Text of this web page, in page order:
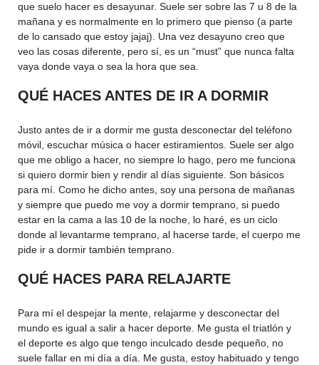
que suelo hacer es desayunar. Suele ser sobre las 7 u 8 de la
mañana y es normalmente en lo primero que pienso (a parte
de lo cansado que estoy jajaj). Una vez desayuno creo que
veo las cosas diferente, pero sí, es un “must” que nunca falta
vaya donde vaya o sea la hora que sea.
QUÉ HACES ANTES DE IR A DORMIR
Justo antes de ir a dormir me gusta desconectar del teléfono
móvil, escuchar música o hacer estiramientos. Suele ser algo
que me obligo a hacer, no siempre lo hago, pero me funciona
si quiero dormir bien y rendir al días siguiente. Son básicos
para mí. Como he dicho antes, soy una persona de mañanas
y siempre que puedo me voy a dormir temprano, si puedo
estar en la cama a las 10 de la noche, lo haré, es un ciclo
donde al levantarme temprano, al hacerse tarde, el cuerpo me
pide ir a dormir también temprano.
QUÉ HACES PARA RELAJARTE
Para mí el despejar la mente, relajarme y desconectar del
mundo es igual a salir a hacer deporte. Me gusta el triatlón y
el deporte es algo que tengo inculcado desde pequeño, no
suele fallar en mi día a día. Me gusta, estoy habituado y tengo